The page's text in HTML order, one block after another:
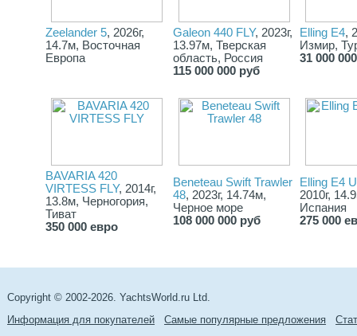
Zeelander 5, 2026г,
14.7м, Восточная
Европа
Galeon 440 FLY, 2023г,
13.97м, Тверская
область, Россия
115 000 000 руб
Elling E4,
Измир,
31 000
BAVARIA 420
VIRTESS FLY, 2014г,
13.8м, Черногория,
Тиват
350 000 евро
Beneteau Swift Trawler
48, 2023г, 14.74м,
Черное море
108 000 000 руб
Elling E4
2010г,
Испания
275 000
Copyright © 2002-2026. YachtsWorld.ru Ltd.
Информация для покупателей
Самые популярные предложения